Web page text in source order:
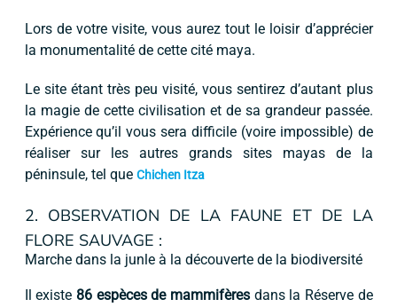
Lors de votre visite, vous aurez tout le loisir d’apprécier
la monumentalité de cette cité maya.
Le site étant très peu visité, vous sentirez d’autant plus
la magie de cette civilisation et de sa grandeur passée.
Expérience qu’il vous sera difficile (voire impossible) de
réaliser sur les autres grands sites mayas de la
péninsule, tel que Chichen Itza
2. OBSERVATION DE LA FAUNE ET DE LA
FLORE SAUVAGE :
Marche dans la junle à la découverte de la biodiversité
Il existe 86 espèces de mammifèresdans la Réserve de